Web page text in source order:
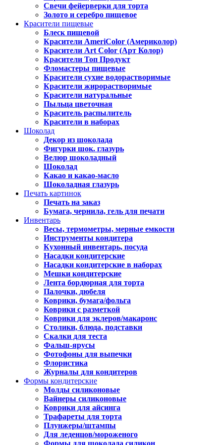
Свечи фейерверки для торта
Золото и серебро пищевое
Красители пищевые
Блеск пищевой
Красители AmeriColor (Америколор)
Красители Art Color (Арт Колор)
Красители Топ Продукт
Фломастеры пищевые
Красители сухие водорастворимые
Красители жирорастворимые
Красители натуральные
Пыльца цветочная
Краситель распылитель
Красители в наборах
Шоколад
Декор из шоколада
Фигурки шок. глазурь
Велюр шоколадный
Шоколад
Какао и какао-масло
Шоколадная глазурь
Печать картинок
Печать на заказ
Бумага, чернила, гель для печати
Инвентарь
Весы, термометры, мерные емкости
Инструменты кондитера
Кухонный инвентарь, посуда
Насадки кондитерские
Насадки кондитерские в наборах
Мешки кондитерские
Лента бордюрная для торта
Палочки, дюбеля
Коврики, бумага/фольга
Коврики с разметкой
Коврики для эклеров/макаронс
Столики, блюда, подставки
Скалки для теста
Фальш-ярусы
Фотофоны для выпечки
Флористика
Журналы для кондитеров
Формы кондитерские
Молды силиконовые
Вайнеры силиконовые
Коврики для айсинга
Трафареты для торта
Плунжеры/штампы
Для леденцов/мороженого
Формы для шоколада силикон